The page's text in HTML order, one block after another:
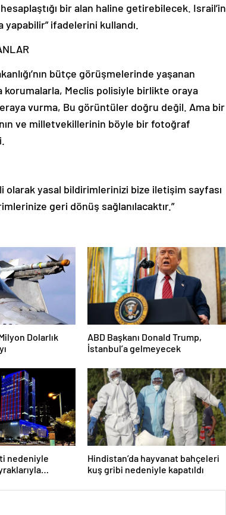
bir alan haline getirebilecek. Israil’in
yapabilir” ifadelerini kullandı.
bütçe görüşmelerinde yaşanan
korumalarla, Meclis polisiyle birlikte oraya
vurma, Bu görüntüler doğru değil. Ama bir
ve milletvekillerinin böyle bir fotoğraf
olarak yasal bildirimlerinizi bize iletişim sayfası
geri dönüş sağlanılacaktır.”
Dolarlık
ABD Başkanı Donald Trump,
İstanbul’a gelmeyecek
nedeniyle
Hindistan’da hayvanat bahçeleri
kuş gribi nedeniyle kapatıldı